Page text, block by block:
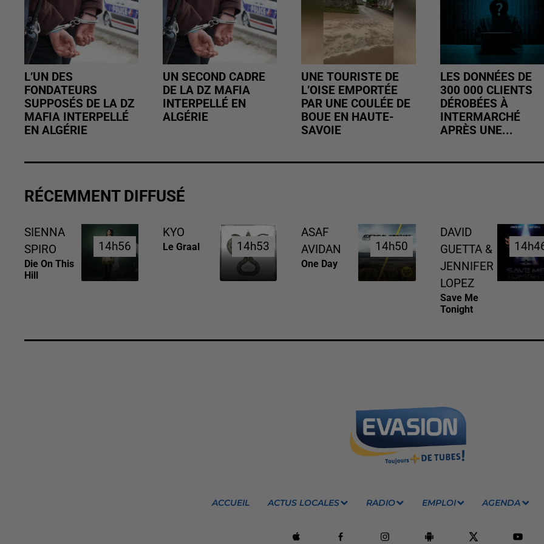
L’UN DES
FONDATEURS
SUPPOSÉS DE LA DZ
MAFIA INTERPELLÉ
EN ALGÉRIE
UN SECOND CADRE
DE LA DZ MAFIA
INTERPELLÉ EN
ALGÉRIE
UNE TOURISTE DE
L’OISE EMPORTÉE
PAR UNE COULÉE DE
BOUE EN HAUTE-
SAVOIE
LES DONNÉES DE
300 000 CLIENTS
DÉROBÉES À
INTERMARCHÉ
APRÈS UNE...
RÉCEMMENT DIFFUSÉ
SIENNA
SPIRO
Die On This
Hill
14h56
14h56
KYO
Le Graal 14h53
14h53
ASAF
AVIDAN
One Day
14h50
14h50
DAVID
GUETTA &
JENNIFER
LOPEZ
Save Me
Tonight
ACCUEIL ACTUS LOCALES RADIO EMPLOI AGENDA